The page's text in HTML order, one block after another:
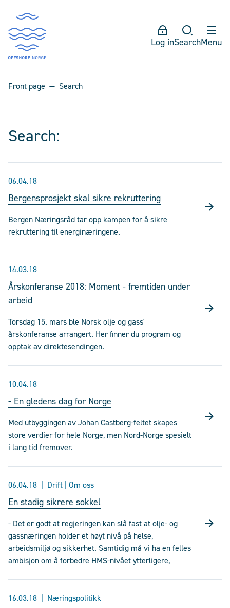
Log inSearchMenu
Front page Search
Search:
06.04.18
Bergensprosjekt skal sikre rekruttering
Bergen Næringsråd tar opp kampen for å sikre
rekruttering til energinæringene.
14.03.18
Årskonferanse 2018: Moment - fremtiden under
arbeid
Torsdag 15. mars ble Norsk olje og gass'
årskonferanse arrangert. Her finner du program og
opptak av direktesendingen.
10.04.18
- En gledens dag for Norge
Med utbyggingen av Johan Castberg-feltet skapes
store verdier for hele Norge, men Nord-Norge spesielt
i lang tid fremover.
06.04.18 Drift | Om oss
En stadig sikrere sokkel
- Det er godt at regjeringen kan slå fast at olje- og
gassnæringen holder et høyt nivå på helse,
arbeidsmiljø og sikkerhet. Samtidig må vi ha en felles
ambisjon om å forbedre HMS-nivået ytterligere,
16.03.18 Næringspolitikk